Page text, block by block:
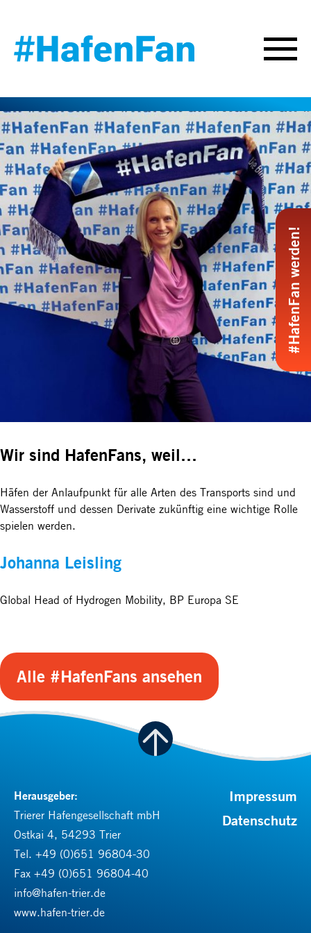
#HafenFan werden!
Wir sind HafenFans, weil…
Häfen der Anlaufpunkt für alle Arten des Transports sind und
Wasserstoff und dessen Derivate zukünftig eine wichtige Rolle
spielen werden.
Johanna Leisling
Global Head of Hydrogen Mobility, BP Europa SE
Alle #HafenFans ansehen
Herausgeber:
Trierer Hafengesellschaft mbH
Ostkai 4, 54293 Trier
Tel. +49 (0)651 96804-30
Fax +49 (0)651 96804-40
info@hafen-trier.de
www.hafen-trier.de
Impressum
Datenschutz